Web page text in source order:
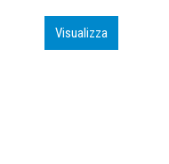
Visualizza